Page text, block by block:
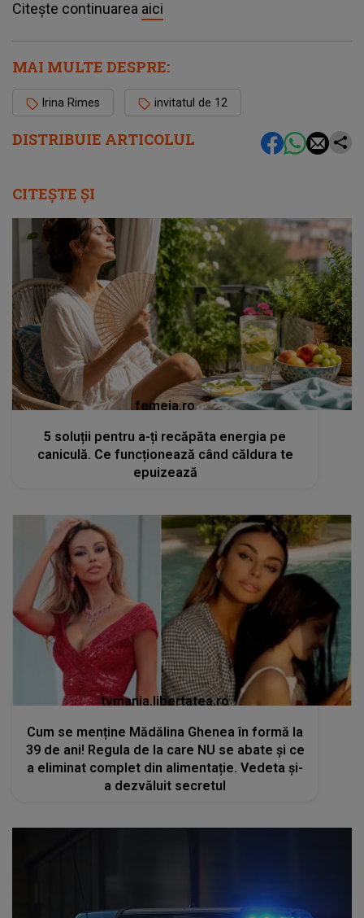
DISTRIBUIE ARTICOLUL
Citește continuarea aici
MAI MULTE DESPRE:
Irina Rimes invitatul de 12
CITEȘTE ȘI
femeia.ro
5 soluții pentru a-ți recăpăta energia pe
caniculă. Ce funcționează când căldura te
epuizează
tvmania.libertatea.ro
Cum se menține Mădălina Ghenea în formă la
39 de ani! Regula de la care NU se abate și ce
a eliminat complet din alimentație. Vedeta și-
a dezvăluit secretul